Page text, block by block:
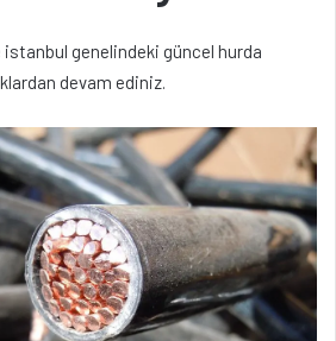
genelindeki güncel hurda
devam ediniz.